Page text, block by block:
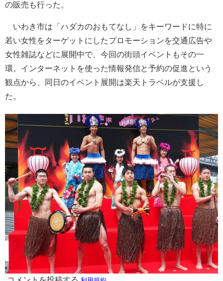
の販売も行った。
いわき市は「ハダカのおもてなし」をキーワードに特に
若い女性をターゲットにしたプロモーションを交通広告や
女性雑誌などに展開中で、今回の街頭イベントもその一
環。インターネットを使った情報発信と予約の促進という
観点から、同日のイベント展開は楽天トラベルが支援し
た。